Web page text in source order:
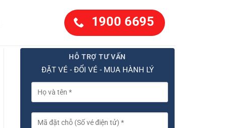
1900 6695
HỖ TRỢ TƯ VẤN
ĐẶT VÉ - ĐỔI VÉ - MUA HÀNH LÝ